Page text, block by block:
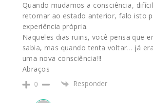
Quando mudamos a consciência,
retornar ao estado anterior, falo isto
experiência própria.
Naqueles dias ruins, você pensa que
sabia, mas quando tenta voltar… já
uma nova consciência!!!
Abraços
0
Responder